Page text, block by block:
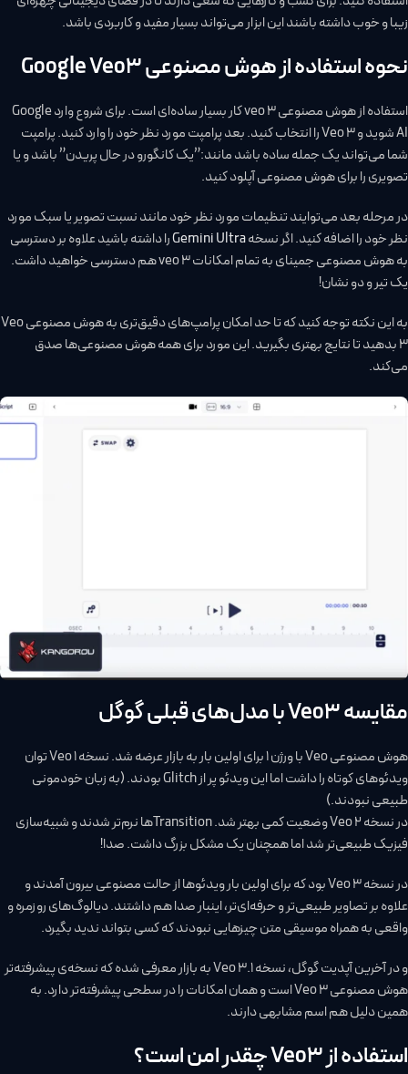
زیبا و خوب داشته باشند این ابزار می‌تواند بسیار مفید و کاربردی باشد.
نحوه استفاده از هوش مصنوعی Google Veo3
استفاده از هوش مصنوعی veo 3 کار بسیار ساده‌ای است. برای شروع وارد Google
AI شوید و Veo 3 را انتخاب کنید. بعد پرامپت مورد نظر خود را وارد کنید. پرامپت
شما می‌تواند یک جمله ساده باشد مانند:”یک کانگورو در حال پریدن” باشد و یا
تصویری را برای هوش مصنوعی آپلود کنید.
در مرحله بعد می‌توایند تنظیمات مورد نظر خود مانند نسبت تصویر یا سبک مورد
نظر خود را اضافه کنید. اگر نسخهGemini Ultraرا داشته باشید علاوه بر دسترسی
به هوش مصنوعی جمینای به تمام امکانات veo 3 هم دسترسی خواهید داشت.
یک تیر و دو نشان!
به این نکته توجه کنید که تا حد امکان پرامپ‌های دقیق‌تری به هوش مصنوعی Veo
3 بدهید تا نتایج بهتری بگیرید. این مورد برای همه هوش مصنوعی‌ها صدق
می‌کند.
مقایسه Veo3 با مدل‌های قبلی گوگل
هوش مصنوعی Veo با ورژن 1 برای اولین بار به بازار عرضه شد. نسخه Veo 1 توان
ویدئوهای کوتاه را داشت اما این ویدئو پر از Glitch بودند. (به زبان خودمونی
طبیعی نبودند.)
در نسخه Veo 2 وضعیت کمی بهتر شد. Transitionها نرم‌تر شدند و شبیه‌سازی
فیزیک طبیعی‌تر شد اما همچنان یک مشکل بزرگ داشت. صدا!
در نسخه Veo 3 بود که برای اولین بار ویدئوها از حالت مصنوعی بیرون آمدند و
علاوه بر تصاویر طبیعی‌تر و حرفه‌ای‌تر، اینبار صدا هم داشتند. دیالوگ‌های روزمره و
واقعی به همراه موسیقی متن چیزهایی نبودند که کسی بتواند ندید بگیرد.
و در آخرین آپدیت گوگل، نسخه Veo 3.1 به بازار معرفی شده که نسخه‌ی پیشرفته‌تر
هوش مصنوعی Veo 3 است و همان امکانات را در سطحی پیشرفته‌تر دارد. به
همین دلیل هم اسم مشابهی دارند.
استفاده از Veo3 چقدر امن است؟